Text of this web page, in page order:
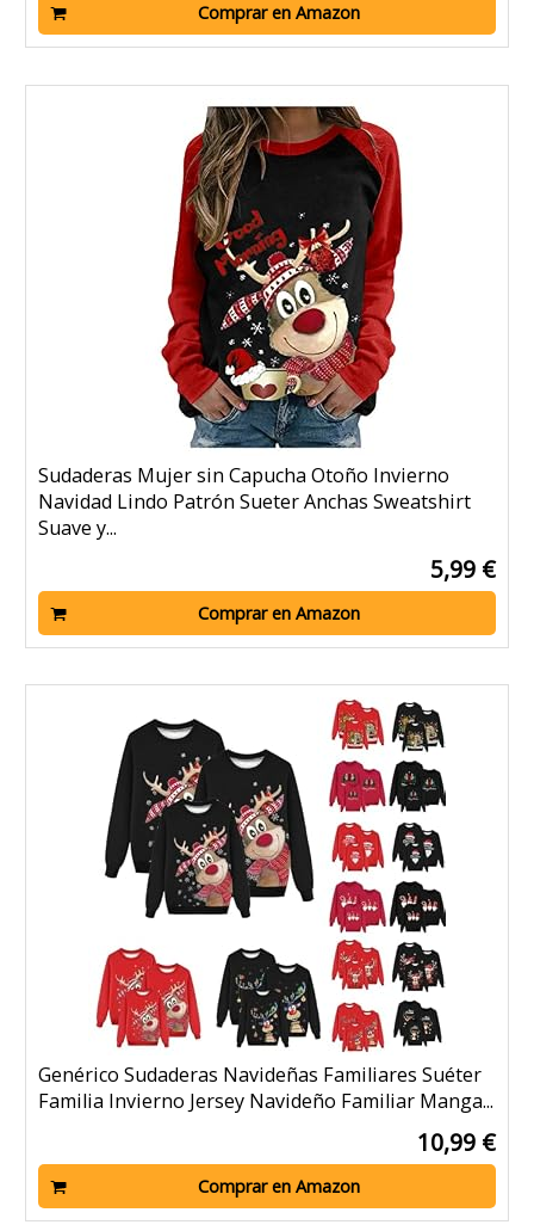
Comprar en Amazon
Sudaderas Mujer sin Capucha Otoño Invierno
Navidad Lindo Patrón Sueter Anchas Sweatshirt
Suave y...
5,99 €
Comprar en Amazon
Genérico Sudaderas Navideñas Familiares Suéter
Familia Invierno Jersey Navideño Familiar Manga...
10,99 €
Comprar en Amazon